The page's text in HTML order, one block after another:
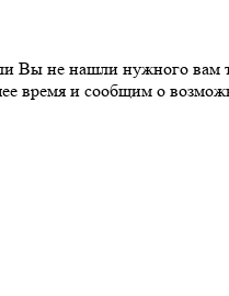
Вы не нашли нужного вам
время и сообщим о